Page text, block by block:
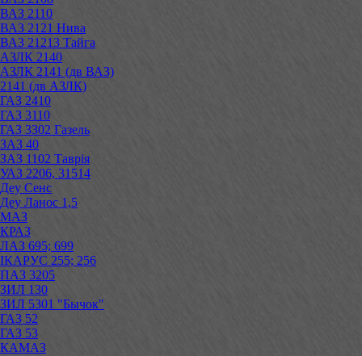
ВАЗ 2110
ВАЗ 2121 Нива
ВАЗ 21213 Тайга
АЗЛК 2140
АЗЛК 2141 (дв ВАЗ)
2141 (дв АЗЛК)
ГАЗ 2410
ГАЗ 3110
ГАЗ 3302 Газель
ЗАЗ 40
ЗАЗ 1102 Таврія
УАЗ 2206, 31514
Деу Сенс
Деу Ланос 1,5
МАЗ
КРАЗ
ЛАЗ 695; 699
ІКАРУС 255; 256
ПАЗ 3205
ЗИЛ 130
ЗИЛ 5301 "Бычок"
ГАЗ 52
ГАЗ 53
КАМАЗ